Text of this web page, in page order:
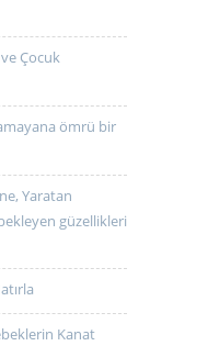
Çocuk
ömrü bir
Yaratan
güzellikleri
Kanat